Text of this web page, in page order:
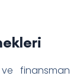
finansman